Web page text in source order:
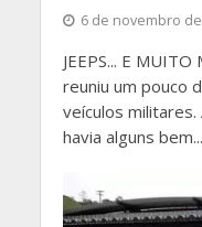
6 de novembro
JEEPS... E
reuniu um pouco
veículos
havia alguns bem...